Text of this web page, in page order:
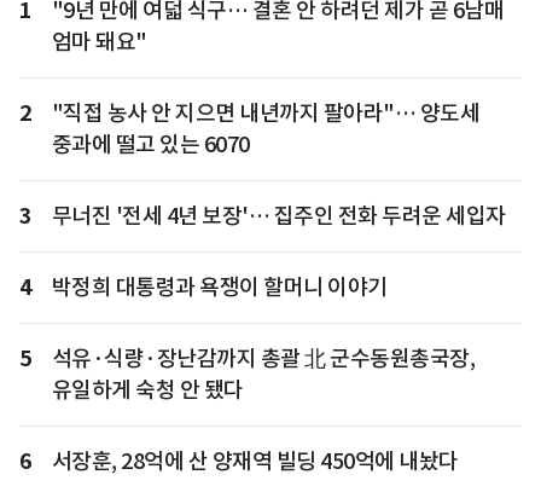
1
"9년 만에 여덟 식구… 결혼 안 하려던 제가 곧 6남매
엄마 돼요"
2
"직접 농사 안 지으면 내년까지 팔아라"… 양도세
중과에 떨고 있는 6070
3 무너진 '전세 4년 보장'… 집주인 전화 두려운 세입자
4 박정희 대통령과 욕쟁이 할머니 이야기
5
석유·식량·장난감까지 총괄 北 군수동원총국장,
유일하게 숙청 안 됐다
6 서장훈, 28억에 산 양재역 빌딩 450억에 내놨다